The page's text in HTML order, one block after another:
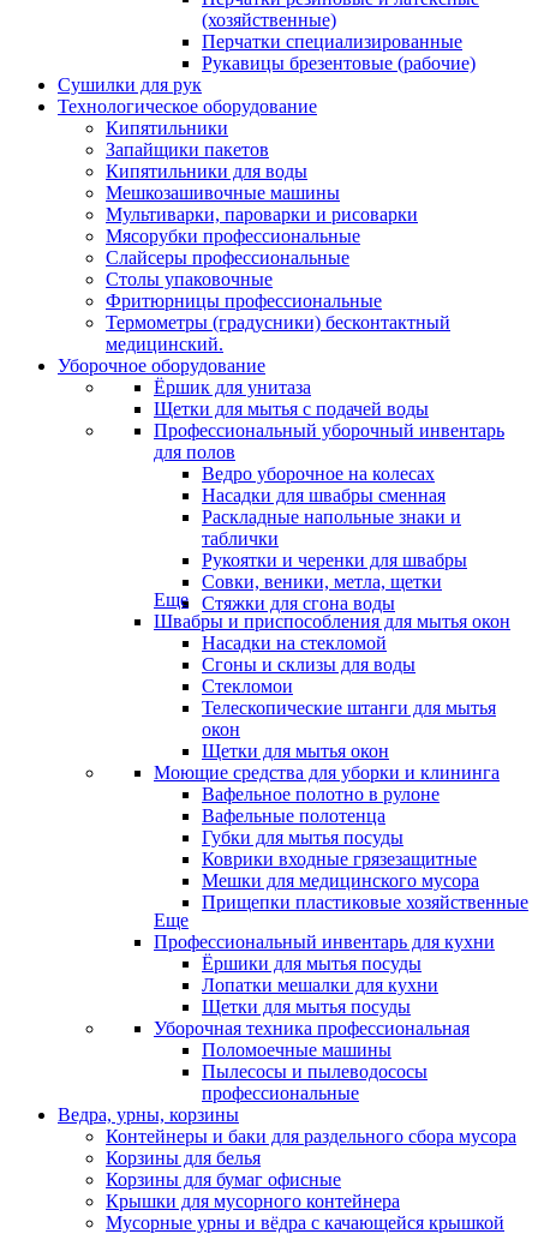
(хозяйственные)
Перчатки специализированные
Рукавицы брезентовые (рабочие)
Сушилки для рук
Технологическое оборудование
Кипятильники
Запайщики пакетов
Кипятильники для воды
Мешкозашивочные машины
Мультиварки, пароварки и рисоварки
Мясорубки профессиональные
Слайсеры профессиональные
Столы упаковочные
Фритюрницы профессиональные
Термометры (градусники) бесконтактный
медицинский.
Уборочное оборудование
Ёршик для унитаза
Щетки для мытья с подачей воды
Профессиональный уборочный инвентарь
для полов
Ведро уборочное на колесах
Насадки для швабры сменная
Раскладные напольные знаки и
таблички
Рукоятки и черенки для швабры
Совки, веники, метла, щетки
Стяжки для сгона воды
Еще
Швабры и приспособления для мытья окон
Насадки на стекломой
Сгоны и склизы для воды
Стекломои
Телескопические штанги для мытья
окон
Щетки для мытья окон
Моющие средства для уборки и клининга
Вафельное полотно в рулоне
Вафельные полотенца
Губки для мытья посуды
Коврики входные грязезащитные
Мешки для медицинского мусора
Прищепки пластиковые хозяйственные
Еще
Профессиональный инвентарь для кухни
Ёршики для мытья посуды
Лопатки мешалки для кухни
Щетки для мытья посуды
Уборочная техника профессиональная
Поломоечные машины
Пылесосы и пылеводососы
профессиональные
Ведра, урны, корзины
Контейнеры и баки для раздельного сбора мусора
Корзины для белья
Корзины для бумаг офисные
Крышки для мусорного контейнера
Мусорные урны и вёдра с качающейся крышкой